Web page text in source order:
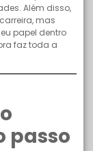
Além disso,
mas
papel dentro
faz toda a
passo